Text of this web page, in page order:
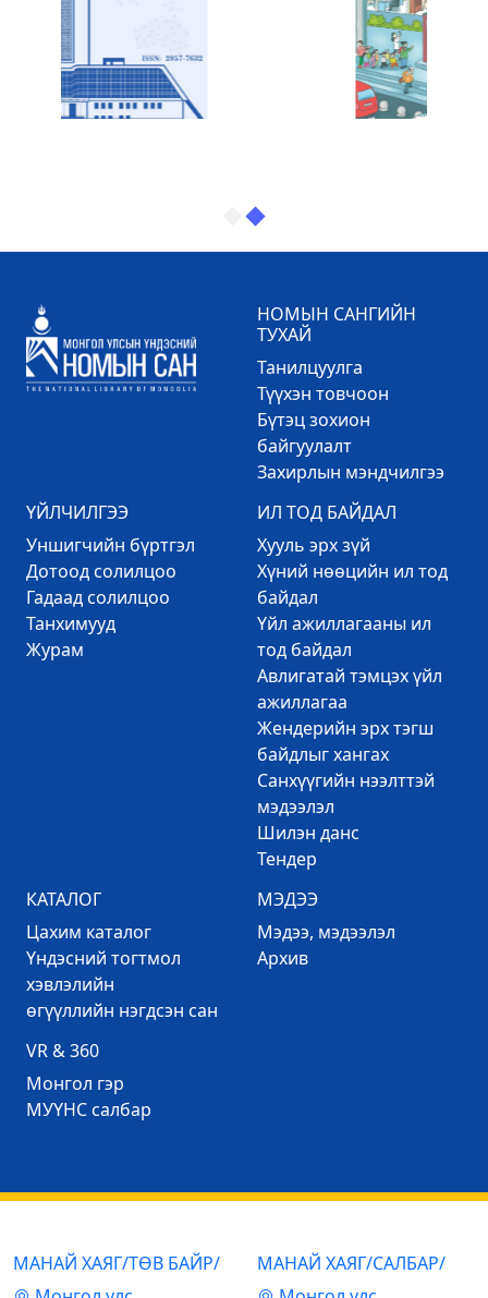
НОМЫН САНГИЙН
ТУХАЙ
Танилцуулга
Түүхэн товчоон
Бүтэц зохион
байгуулалт
Захирлын мэндчилгээ
ҮЙЛЧИЛГЭЭ
Уншигчийн бүртгэл
Дотоод солилцоо
Гадаад солилцоо
Танхимууд
Журам
ИЛ ТОД БАЙДАЛ
Хууль эрх зүй
Хүний нөөцийн ил тод
байдал
Үйл ажиллагааны ил
тод байдал
Авлигатай тэмцэх үйл
ажиллагаа
Жендерийн эрх тэгш
байдлыг хангах
Санхүүгийн нээлттэй
мэдээлэл
Шилэн данс
Тендер
КАТАЛОГ
Цахим каталог
Үндэсний тогтмол
хэвлэлийн
өгүүллийн нэгдсэн сан
МЭДЭЭ
Mэдээ, мэдээлэл
Архив
VR & 360
Mонгол гэр
МУҮНС салбар
МАНАЙ ХАЯГ/ТӨВ БАЙР/
МАНАЙ ХАЯГ/САЛБАР/